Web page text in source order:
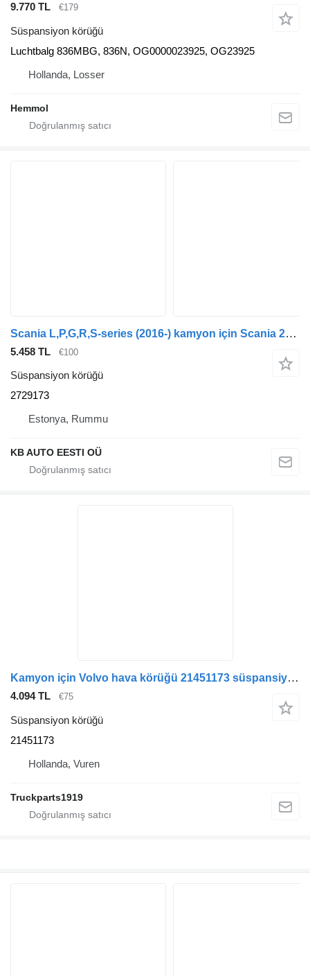
9.770 TL €179
Süspansiyon körüğü
Luchtbalg 836MBG, 836N, OG0000023925, OG23925
Hollanda, Losser
Hemmol
Scania L,P,G,R,S-series (2016-) kamyon için Scania 2729173 süspansiyon körüğü
5.458 TL €100
Süspansiyon körüğü
2729173
Estonya, Rummu
KB AUTO EESTI OÜ
Kamyon için Volvo hava körüğü 21451173 süspansiyon körüğü
4.094 TL €75
Süspansiyon körüğü
21451173
Hollanda, Vuren
Truckparts1919